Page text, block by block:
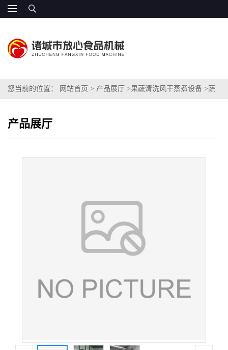
您当前的位置： 网站首页 > 产品展厅 >果蔬清洗风干蒸煮设备 >蔬
产品展厅